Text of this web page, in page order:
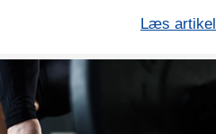
Læs artikel